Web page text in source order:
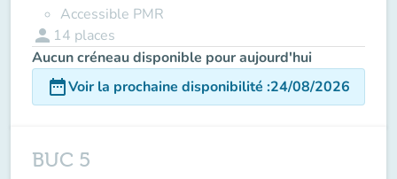
Accessible PMR
person 14 places
Aucun créneau disponible pour aujourd'hui
date_rangeVoir la prochaine disponibilité :24/08/2026
BUC 5